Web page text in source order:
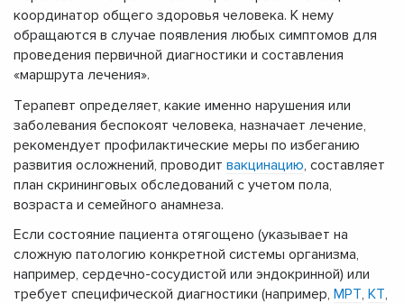
координатор общего здоровья человека. К нему
обращаются в случае появления любых симптомов для
проведения первичной диагностики и составления
«маршрута лечения».
Терапевт определяет, какие именно нарушения или
заболевания беспокоят человека, назначает лечение,
рекомендует профилактические меры по избеганию
развития осложнений, проводит вакцинацию, составляет
план скрининговых обследований с учетом пола,
возраста и семейного анамнеза.
Если состояние пациента отягощено (указывает на
сложную патологию конкретной системы организма,
например, сердечно-сосудистой или эндокринной) или
требует специфической диагностики (например, МРТ, КТ,